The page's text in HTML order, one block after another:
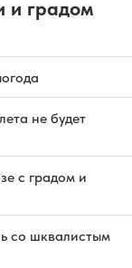
и градом
не будет
с градом и
со шквалистым